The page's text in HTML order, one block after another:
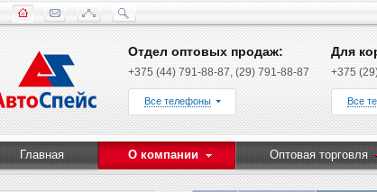
Отдел оптовых продаж:
+375 (44) 791-88-87, (29) 791-88-87
Все телефоны
Для
+375
Все
Главная О компании Оптовая торговля